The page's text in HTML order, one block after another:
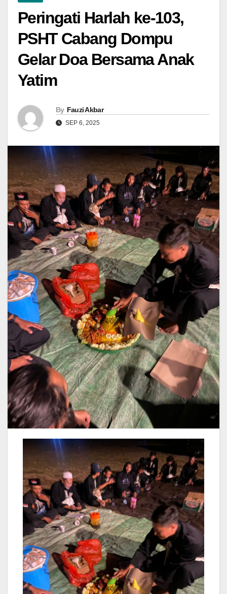
Peringati Harlah ke-103,
PSHT Cabang Dompu
Gelar Doa Bersama Anak
Yatim
By Fauzi Akbar
SEP 6, 2025